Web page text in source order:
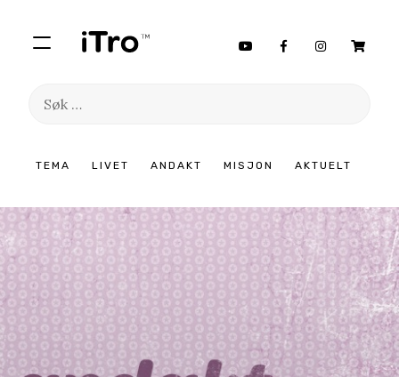
TEMA LIVET ANDAKT MISJON AKTUELT
Søk
innhold